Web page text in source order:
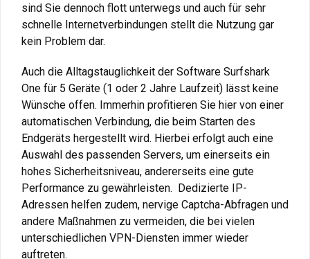
sind Sie dennoch flott unterwegs und auch für sehr
schnelle Internetverbindungen stellt die Nutzung gar
kein Problem dar.
Auch die Alltagstauglichkeit der Software Surfshark
One für 5 Geräte (1 oder 2 Jahre Laufzeit) lässt keine
Wünsche offen. Immerhin profitieren Sie hier von einer
automatischen Verbindung, die beim Starten des
Endgeräts hergestellt wird. Hierbei erfolgt auch eine
Auswahl des passenden Servers, um einerseits ein
hohes Sicherheitsniveau, andererseits eine gute
Performance zu gewährleisten. Dedizierte IP-
Adressen helfen zudem, nervige Captcha-Abfragen und
andere Maßnahmen zu vermeiden, die bei vielen
unterschiedlichen VPN-Diensten immer wieder
auftreten.